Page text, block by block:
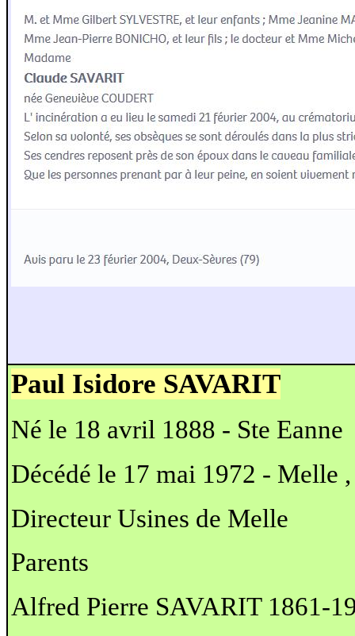
Paul Isidore SAVARIT
Né le 18 avril 1888 - Ste Eanne
Décédé le 17 mai 1972 - Melle ,
Directeur Usines de Melle
Parents
Alfred Pierre SAVARIT 1861-